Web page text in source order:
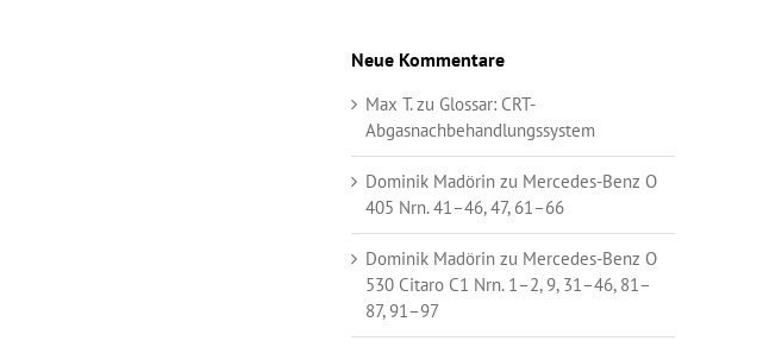
Neue Kommentare
Max T.zu Glossar: CRT-
Abgasnachbehandlungssystem
Dominik Madörin zu Mercedes-Benz O
405 Nrn. 41–46, 47, 61–66
Dominik Madörin zu Mercedes-Benz O
530 Citaro C1 Nrn. 1–2, 9, 31–46, 81–
87, 91–97